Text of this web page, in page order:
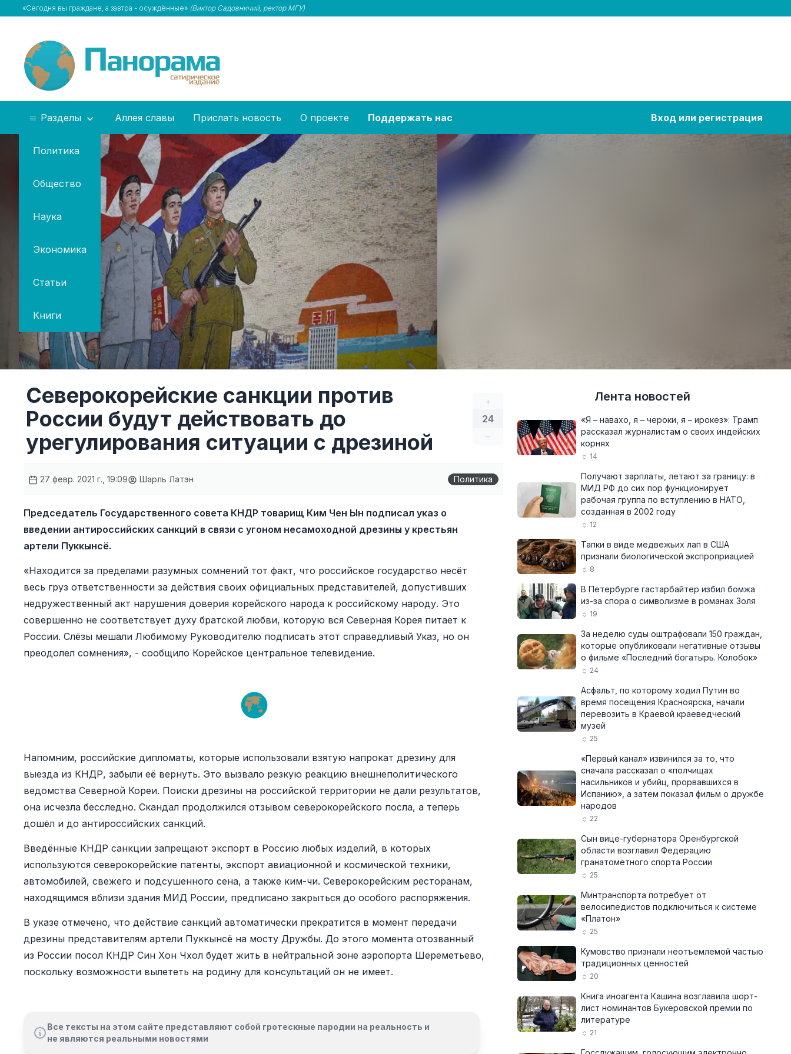
«Сегодня вы граждане, а завтра - осуждённые» (Виктор Садовничий, ректор МГУ)
Разделы
Политика
Общество
Наука
Экономика
Статьи
Книги
Аллея славы Прислать новость О проекте Поддержать нас Вход или регистрация
+
24
–
Северокорейские санкции против
России будут действовать до
урегулирования ситуации с дрезиной
27 февр. 2021 г., 19:09 Шарль Латэн Политика
Председатель Государственного совета КНДР товарищ Ким Чен Ын подписал указ о
введении антироссийских санкций в связи с угоном несамоходной дрезины у крестьян
артели Пуккынсё.
«Находится за пределами разумных сомнений тот факт, что российское государство несёт
весь груз ответственности за действия своих официальных представителей, допустивших
недружественный акт нарушения доверия корейского народа к российскому народу. Это
совершенно не соответствует духу братской любви, которую вся Северная Корея питает к
России. Слёзы мешали Любимому Руководителю подписать этот справедливый Указ, но он
преодолел сомнения», - сообщило Корейское центральное телевидение.
Напомним, российские дипломаты, которые использовали взятую напрокат дрезину для
выезда из КНДР, забыли её вернуть. Это вызвало резкую реакцию внешнеполитического
ведомства Северной Кореи. Поиски дрезины на российской территории не дали результатов,
она исчезла бесследно. Скандал продолжился отзывом северокорейского посла, а теперь
дошёл и до антироссийских санкций.
Введённые КНДР санкции запрещают экспорт в Россию любых изделий, в которых
используются северокорейские патенты, экспорт авиационной и космической техники,
автомобилей, свежего и подсушенного сена, а также ким-чи. Северокорейским ресторанам,
находящимся вблизи здания МИД России, предписано закрыться до особого распоряжения.
В указе отмечено, что действие санкций автоматически прекратится в момент передачи
дрезины представителям артели Пуккынсё на мосту Дружбы. До этого момента отозванный
из России посол КНДР Син Хон Чхол будет жить в нейтральной зоне аэропорта Шереметьево,
поскольку возможности вылететь на родину для консультаций он не имеет.
Все тексты на этом сайте представляют собой гротескные пародии на реальность и
не являются реальными новостями
Лента новостей
«Я – навахо, я – чероки, я – ирокез»: Трамп
рассказал журналистам о своих индейских
корнях
14
Получают зарплаты, летают за границу: в
МИД РФ до сих пор функционирует
рабочая группа по вступлению в НАТО,
созданная в 2002 году
12
Тапки в виде медвежьих лап в США
признали биологической экспроприацией
8
В Петербурге гастарбайтер избил бомжа
из-за спора о символизме в романах Золя
19
За неделю суды оштрафовали 150 граждан,
которые опубликовали негативные отзывы
о фильме «Последний богатырь. Колобок»
24
Асфальт, по которому ходил Путин во
время посещения Красноярска, начали
перевозить в Краевой краеведческий
музей
25
«Первый канал» извинился за то, что
сначала рассказал о «полчищах
насильников и убийц, прорвавшихся в
Испанию», а затем показал фильм о дружбе
народов
22
Сын вице-губернатора Оренбургской
области возглавил Федерацию
гранатомётного спорта России
25
Минтранспорта потребует от
велосипедистов подключиться к системе
«Платон»
25
Кумовство признали неотъемлемой частью
традиционных ценностей
20
Книга иноагента Кашина возглавила шорт-
лист номинантов Букеровской премии по
литературе
21